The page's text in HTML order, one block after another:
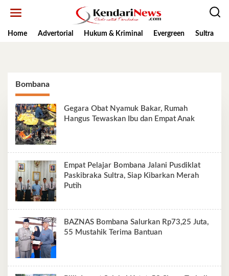
Home
Advertorial Hukum & Kriminal Evergreen Sultra
Bombana
Gegara Obat Nyamuk Bakar, Rumah
Hangus Tewaskan Ibu dan Empat Anak
Empat Pelajar Bombana Jalani Pusdiklat
Paskibraka Sultra, Siap Kibarkan Merah
Putih
BAZNAS Bombana Salurkan Rp73,25 Juta,
55 Mustahik Terima Bantuan